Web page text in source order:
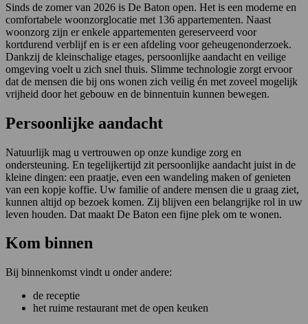
Sinds de zomer van 2026 is De Baton open. Het is een moderne en
comfortabele woonzorglocatie met 136 appartementen. Naast
woonzorg zijn er enkele appartementen gereserveerd voor
kortdurend verblijf en is er een afdeling voor geheugenonderzoek.
Dankzij de kleinschalige etages, persoonlijke aandacht en veilige
omgeving voelt u zich snel thuis. Slimme technologie zorgt ervoor
dat de mensen die bij ons wonen zich veilig én met zoveel mogelijk
vrijheid door het gebouw en de binnentuin kunnen bewegen.
Persoonlijke aandacht
Natuurlijk mag u vertrouwen op onze kundige zorg en
ondersteuning. En tegelijkertijd zit persoonlijke aandacht juist in de
kleine dingen: een praatje, even een wandeling maken of genieten
van een kopje koffie. Uw familie of andere mensen die u graag ziet,
kunnen altijd op bezoek komen. Zij blijven een belangrijke rol in uw
leven houden. Dat maakt De Baton een fijne plek om te wonen.
Kom binnen
Bij binnenkomst vindt u onder andere:
de receptie
het ruime restaurant met de open keuken